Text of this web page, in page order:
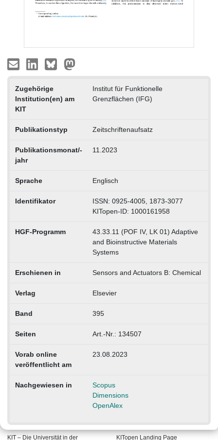
Zugehörige
Institution(en) am
KIT
Institut für Funktionelle
Grenzflächen (IFG)
Publikationstyp Zeitschriftenaufsatz
Publikationsmonat/-
jahr
11.2023
Sprache Englisch
Identifikator
ISSN: 0925-4005, 1873-3077
KITopen-ID: 1000161958
HGF-Programm
43.33.11 (POF IV, LK 01) Adaptive
and Bioinstructive Materials
Systems
Erschienen in Sensors and Actuators B: Chemical
Verlag Elsevier
Band 395
Seiten Art.-Nr.: 134507
Vorab online
veröffentlicht am
23.08.2023
Nachgewiesen in
Scopus
Dimensions
OpenAlex
KIT – Die Universität in der KITopen Landing Page